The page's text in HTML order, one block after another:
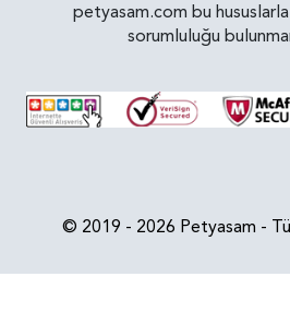
petyasam.com bu
sorumluluğu
© 2019 - 2026 Petyasam -